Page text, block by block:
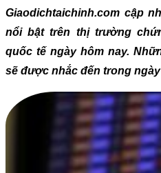
Giaodichtaichinh.com cập
nổi bật trên thị trường
quốc tế ngày hôm nay.
sẽ được nhắc đến trong